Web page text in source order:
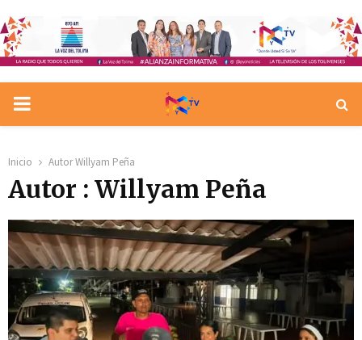
PRIMARY
Inicio AutorWillyam Peña
Autor : Willyam Peña